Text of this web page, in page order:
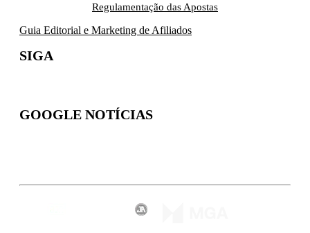
Regulamentação das Apostas
Guia Editorial e Marketing de Afiliados
SIGA
GOOGLE NOTÍCIAS